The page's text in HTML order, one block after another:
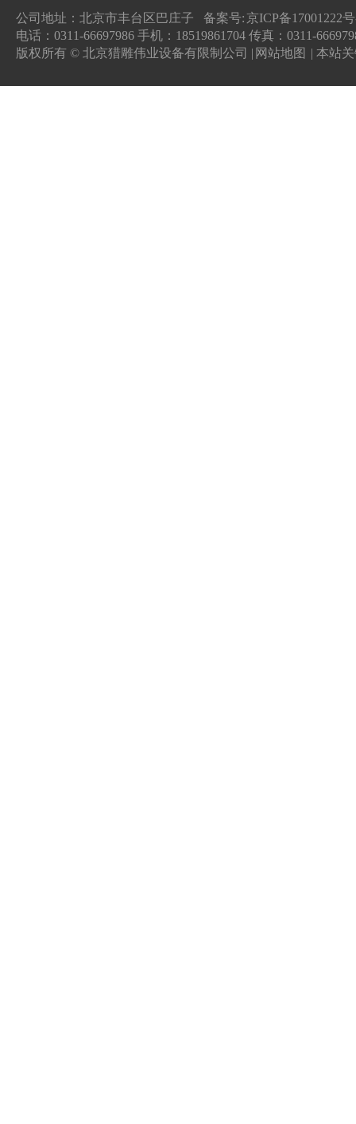
公司地址：北京市丰台区巴庄子 备案号:京ICP备17001222
电话：0311-66697986 手机：18519861704 传真：0311-
版权所有 © 北京猎雕伟业设备有限制公司 | 网站地图 | 本站